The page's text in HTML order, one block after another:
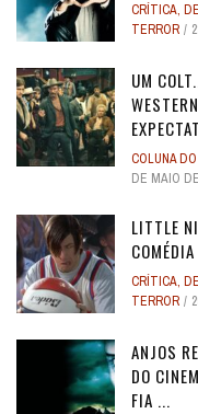
CRÍTICA,
TERROR
UM
COLUNA
DE MAIO
LITTLE
CRÍTICA,
TERROR
ANJOS
DO
FIA ...